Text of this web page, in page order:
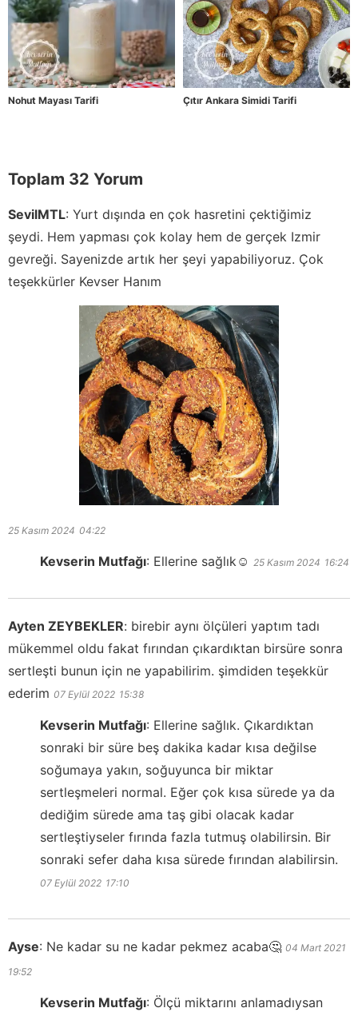
Nohut Mayası Tarifi Çıtır Ankara Simidi Tarifi
Toplam 32 Yorum
SevilMTL: Yurt dışında en çok hasretini çektiğimiz
şeydi. Hem yapması çok kolay hem de gerçek Izmir
gevreği. Sayenizde artık her şeyi yapabiliyoruz. Çok
teşekkürler Kevser Hanım
25 Kasım 2024 04:22
Kevserin Mutfağı: Ellerine sağlık☺️ 25 Kasım 2024 16:24
Ayten ZEYBEKLER: birebir aynı ölçüleri yaptım tadı
mükemmel oldu fakat fırından çıkardıktan birsüre sonra
sertleşti bunun için ne yapabilirim. şimdiden teşekkür
ederim 07 Eylül 2022 15:38
Kevserin Mutfağı: Ellerine sağlık. Çıkardıktan
sonraki bir süre beş dakika kadar kısa değilse
soğumaya yakın, soğuyunca bir miktar
sertleşmeleri normal. Eğer çok kısa sürede ya da
dediğim sürede ama taş gibi olacak kadar
sertleştiyseler fırında fazla tutmuş olabilirsin. Bir
sonraki sefer daha kısa sürede fırından alabilirsin.
07 Eylül 2022 17:10
Ayse: Ne kadar su ne kadar pekmez acaba🤔 04 Mart 2021
19:52
Kevserin Mutfağı: Ölçü miktarını anlamadıysan